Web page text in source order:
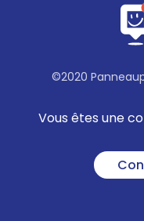
©2020
Vous êtes une